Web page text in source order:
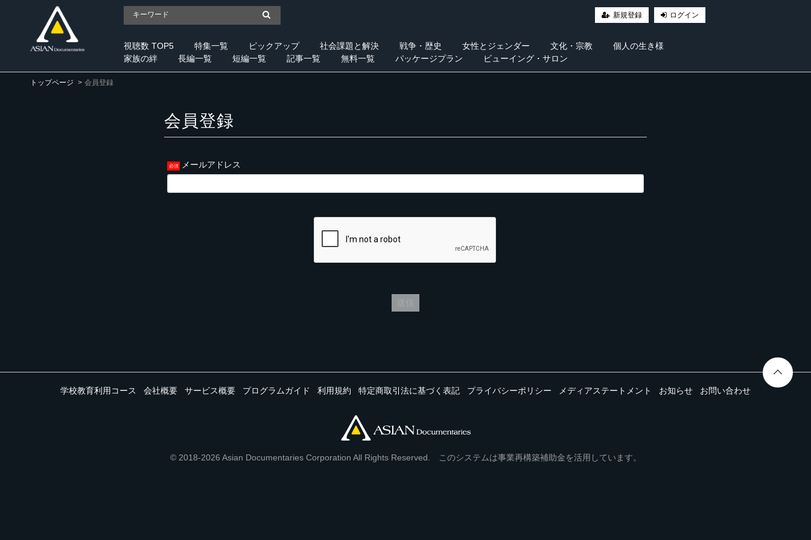
新規登録 ログイン
視聴数 TOP5 特集一覧 ピックアップ 社会課題と解決 戦争・歴史 女性とジェンダー 文化・宗教
個人の生き様
家族の絆
長編一覧 短編一覧 記事一覧 無料一覧 パッケージプラン ビューイング・サロン
トップページ 会員登録
会員登録
メールアドレス
学校教育利用コース 会社概要 サービス概要 プログラムガイド 利用規約 特定商取引法に基づく表記 プライバシーポリシー メディアステートメント お知らせ お問い合わせ
© 2018-2026 Asian Documentaries Corporation All Rights Reserved. このシステムは事業再構築補助金を活用しています。